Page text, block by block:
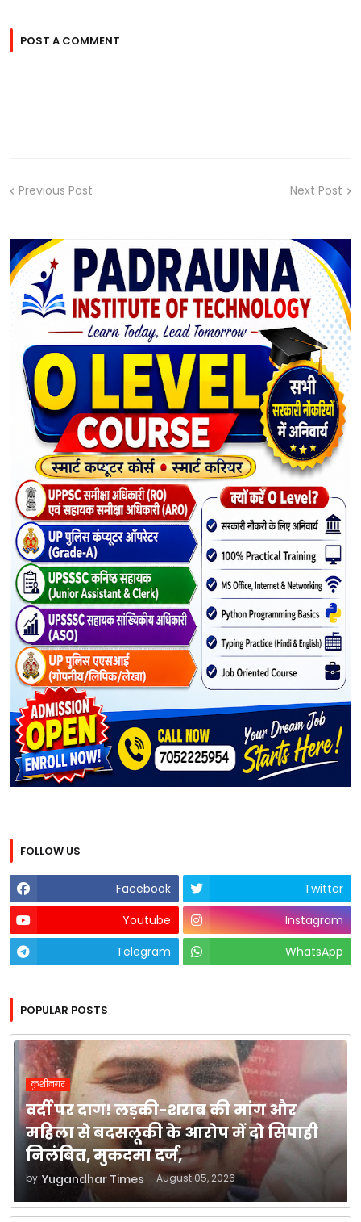
POST A COMMENT
Previous Post Next Post
FOLLOW US
Facebook
Twitter
Youtube
Instagram
Telegram
WhatsApp
POPULAR POSTS
कुशीनगर
वर्दी पर दाग! लड़की-शराब की मांग और
महिला से बदसलूकी के आरोप में दो सिपाही
निलंबित, मुकदमा दर्ज,
by Yugandhar Times - August 05, 2026